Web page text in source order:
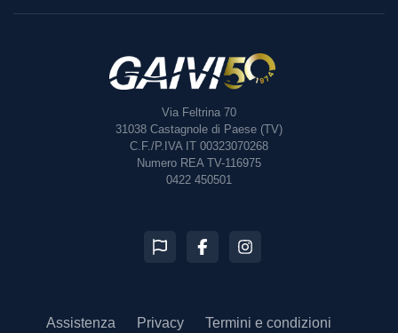
Via Feltrina 70
31038 Castagnole di Paese (TV)
C.F./P.IVA IT 00323070268
Numero REA TV-116975
0422 450501
Assistenza Privacy Termini e condizioni